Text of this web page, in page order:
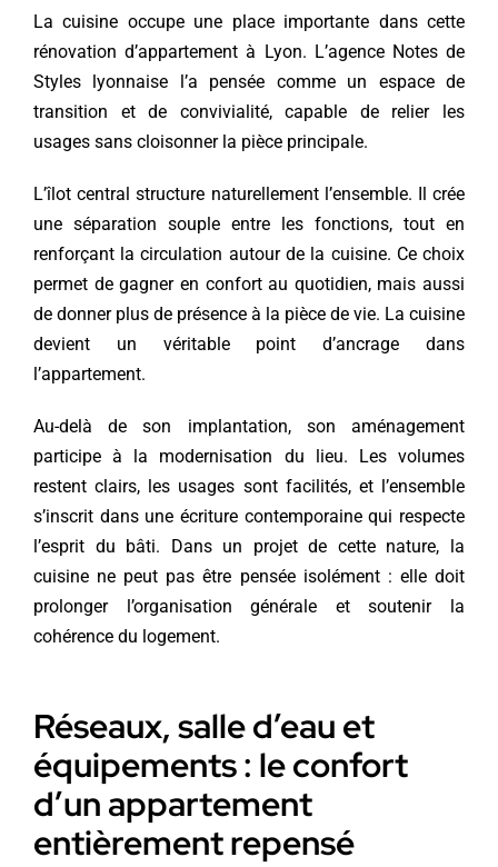
La cuisine occupe une place importante dans cette
rénovation d’appartement à Lyon. L’agence Notes de
Styles lyonnaise l’a pensée comme un espace de
transition et de convivialité, capable de relier les
usages sans cloisonner la pièce principale.
L’îlot central structure naturellement l’ensemble. Il crée
une séparation souple entre les fonctions, tout en
renforçant la circulation autour de la cuisine. Ce choix
permet de gagner en confort au quotidien, mais aussi
de donner plus de présence à la pièce de vie. La cuisine
devient un véritable point d’ancrage dans
l’appartement.
Au-delà de son implantation, son aménagement
participe à la modernisation du lieu. Les volumes
restent clairs, les usages sont facilités, et l’ensemble
s’inscrit dans une écriture contemporaine qui respecte
l’esprit du bâti. Dans un projet de cette nature, la
cuisine ne peut pas être pensée isolément : elle doit
prolonger l’organisation générale et soutenir la
cohérence du logement.
Réseaux, salle d’eau et
équipements : le confort
d’un appartement
entièrement repensé